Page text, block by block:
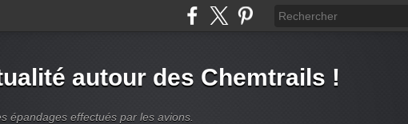
autour des Chemtrails !
épandages effectués par les avions.